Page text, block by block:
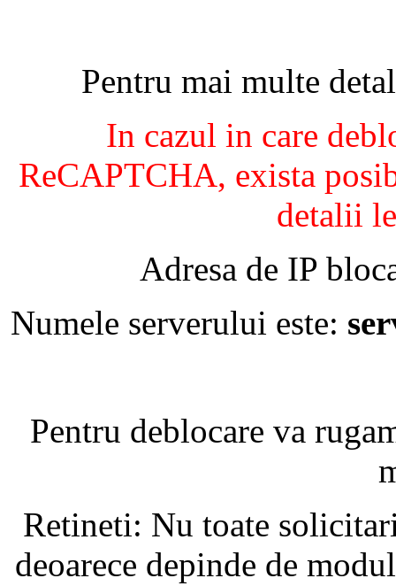
Pentru mai multe
In cazul in care
ReCAPTCHA, exista
detalii
Adresa de IP
Numele serverului este:
Pentru deblocare va
Retineti: Nu toate
deoarece depinde de